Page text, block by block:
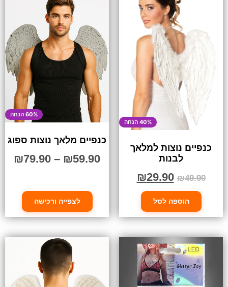
40% הנחה
כנפיים נוצות למלאך
לבנות
₪49.90
₪29.90
הוספה לסל
60% הנחה
כנפיים מלאך נוצות ספוג
₪59.90
–
₪79.90
לצפייה ורכישה